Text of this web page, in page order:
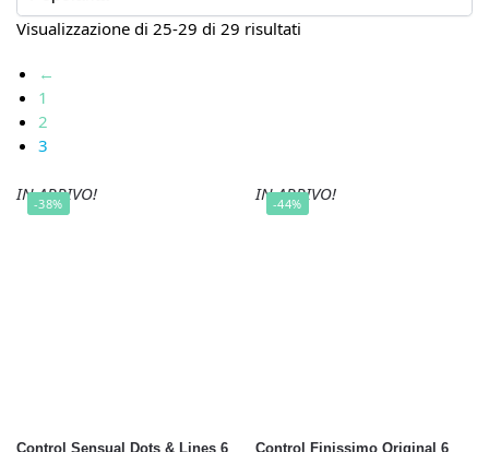
Visualizzazione di 25-29 di 29 risultati
←
1
2
3
-38%
IN ARRIVO!
Control Sensual Dots & Lines 6
-44%
IN ARRIVO!
Control Finissimo Original 6